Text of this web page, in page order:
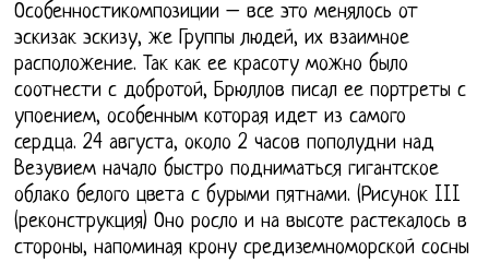
Особенностикомпозиции – все это менялось от
эскизак эскизу, же Группы людей, их взаимное
расположение. Так как ее красоту можно было
соотнести с добротой, Брюллов писал ее портреты с
упоением, особенным которая идет из самого
сердца. 24 августа, около 2 часов пополудни над
Везувием начало быстро подниматься гигантское
облако белого цвета с бурыми пятнами. (Рисунок III
(реконструкция) Оно росло и на высоте растекалось в
стороны, напоминая крону средиземноморской сосны